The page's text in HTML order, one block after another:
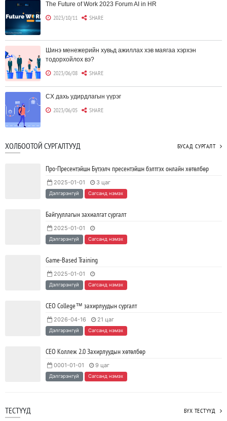
The Future of Work 2023 Forum AI in HR
2023/10/11 SHARE
Шинэ менежерийн хувьд ажиллах хэв маягаа хэрхэн
тодорхойлох вэ?
2023/06/08 SHARE
CX дахь удирдлагын үүрэг
2023/06/05 SHARE
Борлуулагчид "ЮҮЛҮҮР"-т төвлөрөх шаардлагагүй болж
2023/06/02 SHARE
Тодорхойгүй цаг үед CEO нар хэрхэн инновацийг дэмжих вэ?
JAVA программчлалын хэлний олимпиад амжилттай зохион
байгуулагдлаа.
2023/05/15 SHARE
Java VS Python: Аль хэлийг түрүүлж сурах вэ?
Ажил дээрээ сайн найзтай байх нь ажлын бүтээмж
нэмэгдүүлж, тогтвортой ажиллах суурь болдог
2023/04/25 SHARE
ХОЛБООТОЙ СУРГАЛТУУД БУСАД СУРГАЛТ
Про-Пресентэйшн Бүтээлч пресентэйшн бэлтгэх онлайн хөтөлбөр
2025-01-01 3 цаг
Дэлгэрэнгүй Сагсанд нэмэх
Байгууллагын захиалгат сургалт
2025-01-01
Дэлгэрэнгүй Сагсанд нэмэх
Game-Based Training
2025-01-01
Дэлгэрэнгүй Сагсанд нэмэх
CEO College™ захирлуудын сургалт
2026-04-16 21 цаг
Дэлгэрэнгүй Сагсанд нэмэх
СЕО Коллеж 2.0 Захирлуудын хөтөлбөр
0001-01-01 9 цаг
Дэлгэрэнгүй Сагсанд нэмэх
ТЕСТҮҮД БҮХ ТЕСТҮҮД